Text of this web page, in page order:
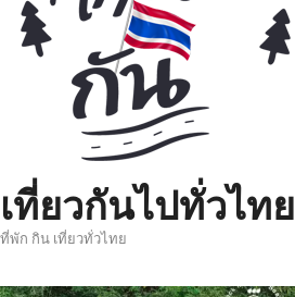
เที่ยวกันไปทั่วไทย
ที่พัก กิน เที่ยวทั่วไทย